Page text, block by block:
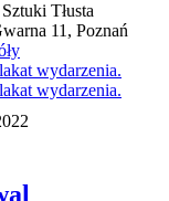
Tłusta
11, Poznań